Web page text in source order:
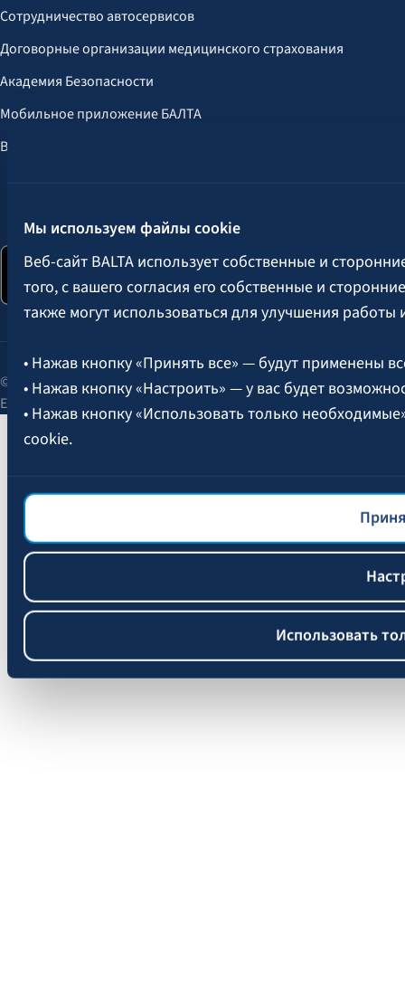
Мы используем файлы cookie
Веб-сайт BALTA использует собственные и
того, с вашего согласия его собственные и
также могут использоваться для улучшения работы
• Нажав кнопку «Принять все» — будут применены
• Нажав кнопку «Настроить» — у вас будет
• Нажав кнопку «Использовать только
cookie.
Более подробная информация об управлении
Использовать
Сотрудничество автосервисов
Договорные организации медицинского страхования
Академия Безопасности
Мобильное приложение БАЛТА
Выгоды для клиентов
© 2026 AAS BALTA | улица Сканстес 25, Рига, LV-1013, Латвия.
Единый рег. № 40003049409.